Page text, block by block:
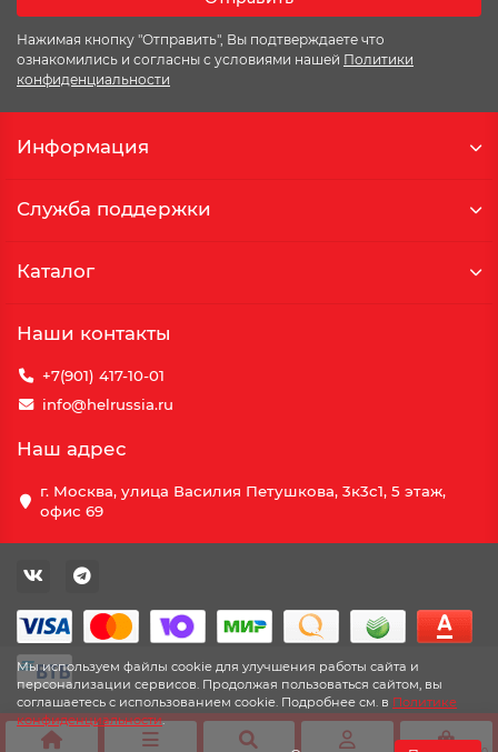
Мы используем файлы cookie для улучшения работы сайта и
персонализации сервисов. Продолжая пользоваться сайтом, вы
соглашаетесь с использованием cookie. Подробнее см. в Политике
конфиденциальности.
Нажимая кнопку "Отправить", Вы подтверждаете что
ознакомились и согласны с условиями нашей Политики
конфиденциальности
Информация
Служба поддержки
Каталог
Наши контакты
+7(901) 417-10-01
info@helrussia.ru
Наш адрес
г. Москва, улица Василия Петушкова, 3к3c1, 5 этаж,
офис 69